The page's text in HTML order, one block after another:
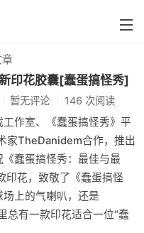
印花胶囊[蠢蛋搞怪秀]
暂无评论 146 次阅读
作室、《蠢蛋搞怪秀》平
家TheDanidem合作，推出
《蠢蛋搞怪秀：最佳与最
印花，致敬了《蠢蛋搞怪
上的气喇叭，还是
有一款印花适合一位“蠢